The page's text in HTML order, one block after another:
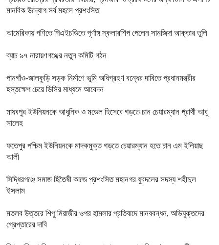
মানবিক উদ্যোগ সর্ব মহলে প্রশংসিত
আমেরিকায় গণিতে পিএইচডিতে পূর্ণাঙ্গ স্কলারশিপ পেলেন সানজিদা আক্তার তুলি
ব্যাচ ৯৭ নারায়ণগঞ্জের নতুন কমিটি গঠন
পানগাঁও-জালকুড়ি সড়ক নির্মাণে ভূমি অধিগ্রহণ বন্ধের দাবিতে প্রধানমন্ত্রীর
হস্তক্ষেপ চেয়ে ডিসির মাধ্যমে আবেদন
মাধবপুর ইউনিয়নকে আধুনিক ও মডেল হিসেবে গড়তে চান চেয়ারম্যান প্রার্থী আবু
সালেহ
ফতেপুর পশ্চিম ইউনিয়নকে মাদকমুক্ত গড়তে চেয়ারম্যান হতে চান এম ইলিয়াছ
আলী
সিদ্ধিরগঞ্জে‌ সমাজ হিতৈষী কাজে প্রশংসিত মহানগর যুবদলের সদস্য শহীদুল
ইসলাম
মতলব উত্তরে শিপু মিয়াজীর ওপর হামলার প্রতিবাদে মানববন্ধন, অভিযুক্তদের
গ্রেপ্তারের দাবি